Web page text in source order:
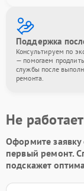
Поддержка
Консультируем по
— помогаем
службы после
ремонта.
Не
Оформите
первый ремонт.
подскажет